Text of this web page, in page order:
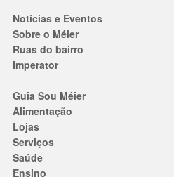
Notícias e Eventos
Sobre o Méier
Ruas do bairro
Imperator
Guia Sou Méier
Alimentação
Lojas
Serviços
Saúde
Ensino